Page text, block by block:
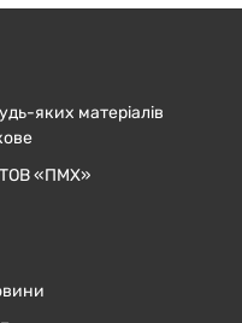
яких матеріалів
ТОВ «ПМХ»